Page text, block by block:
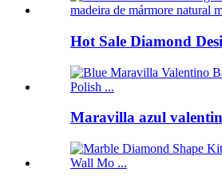
Hot Sale Diamond
Maravilla azul